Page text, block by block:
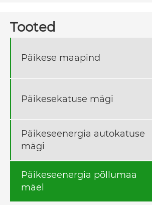
Tooted
Päikese maapind
Päikesekatuse mägi
Päikeseenergia autokatuse
mägi
Päikeseenergia põllumaa
mäel